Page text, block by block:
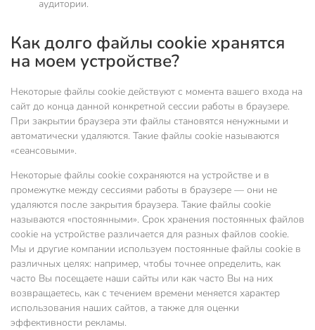
аудитории.
Как долго файлы cookie хранятся
на моем устройстве?
Некоторые файлы cookie действуют с момента вашего входа на
сайт до конца данной конкретной сессии работы в браузере.
При закрытии браузера эти файлы становятся ненужными и
автоматически удаляются. Такие файлы cookie называются
«сеансовыми».
Некоторые файлы cookie сохраняются на устройстве и в
промежутке между сессиями работы в браузере — они не
удаляются после закрытия браузера. Такие файлы cookie
называются «постоянными». Срок хранения постоянных файлов
cookie на устройстве различается для разных файлов cookie.
Мы и другие компании используем постоянные файлы cookie в
различных целях: например, чтобы точнее определить, как
часто Вы посещаете наши сайты или как часто Вы на них
возвращаетесь, как с течением времени меняется характер
использования наших сайтов, а также для оценки
эффективности рекламы.